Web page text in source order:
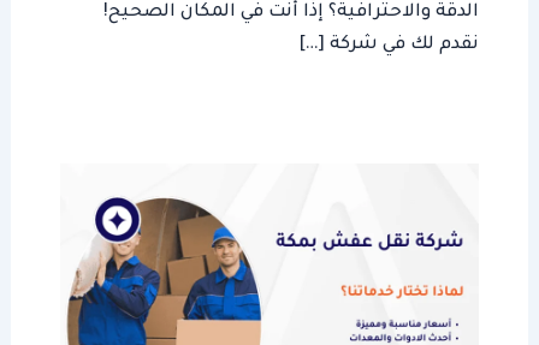
الدقة والاحترافية؟ إذًا أنت في المكان الصحيح!
نقدم لك في شركة […]